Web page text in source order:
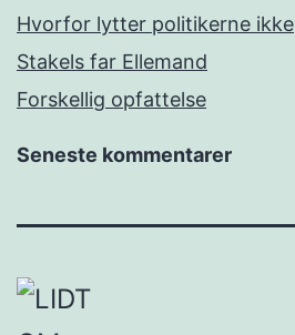
Hvorfor lytter politikerne ikke
Stakels far Ellemand
Forskellig opfattelse
Seneste kommentarer